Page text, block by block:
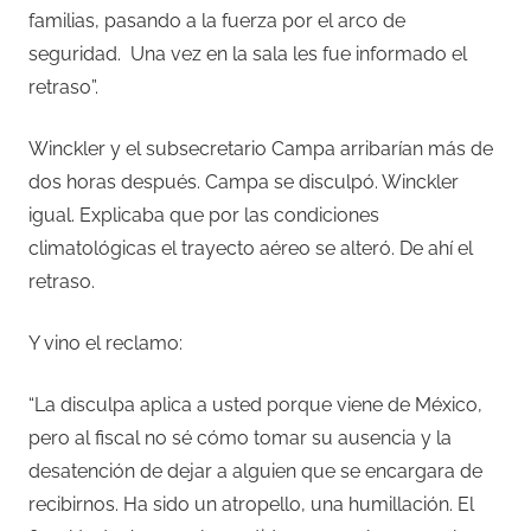
familias, pasando a la fuerza por el arco de
seguridad. Una vez en la sala les fue informado el
retraso”.
Winckler y el subsecretario Campa arribarían más de
dos horas después. Campa se disculpó. Winckler
igual. Explicaba que por las condiciones
climatológicas el trayecto aéreo se alteró. De ahí el
retraso.
Y vino el reclamo:
“La disculpa aplica a usted porque viene de México,
pero al fiscal no sé cómo tomar su ausencia y la
desatención de dejar a alguien que se encargara de
recibirnos. Ha sido un atropello, una humillación. El